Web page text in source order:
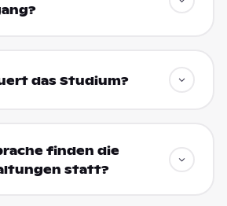
das Studium?
finden die
statt?